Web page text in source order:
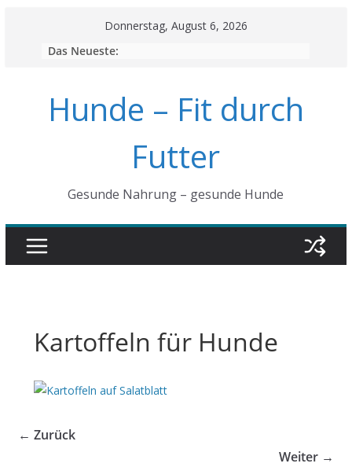
Donnerstag, August 6, 2026
Das Neueste:
Hunde – Fit durch
Futter
Gesunde Nahrung – gesunde Hunde
Kartoffeln für Hunde
← Zurück
Weiter →